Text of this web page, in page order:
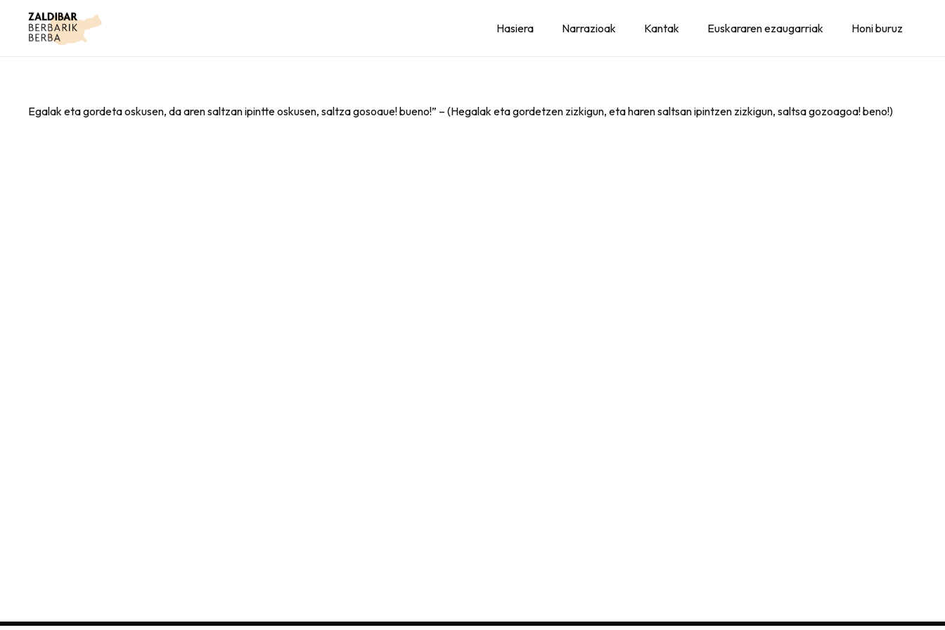
Hasiera Narrazioak Kantak Euskararen ezaugarriak Honi buruz
Egalak eta gordeta oskusen, da aren saltzan ipintte oskusen, saltza gosoaue! bueno!” – (Hegalak eta gordetzen zizkigun, eta haren saltsan ipintzen zizkigun, saltsa gozoagoa! beno!)